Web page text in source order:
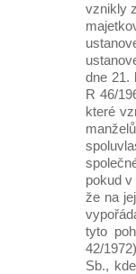
vznikly
dne 21.
R 46/
které
pokud v
že na
tyto
42/
Sb.,